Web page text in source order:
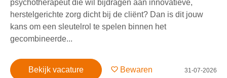
psychotherapeut die wil bijdragen aan innovatieve,
herstelgerichte zorg dicht bij de cliënt? Dan is dit jouw
kans om een sleutelrol te spelen binnen het
gecombineerde...
Bekijk vacature Bewaren 31-07-2026